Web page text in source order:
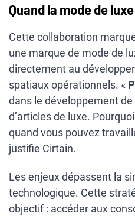
Quand la mode de
Cette collaboration
une marque de mode de
directement au
spatiaux opérationnels. «
dans le développement
d’articles de luxe.
quand vous pouvez
justifie Cirtain.
Les enjeux dépassent la
technologique. Cette
objectif : accéder aux